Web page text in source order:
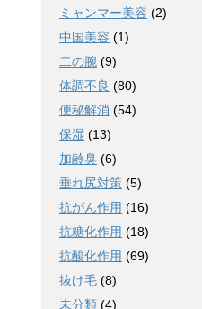
ミャンマー美容 (2)
中国美容 (1)
二の腕 (9)
体調不良 (80)
便秘解消 (54)
保湿 (13)
加齢臭 (6)
垂れ尻対策 (5)
抗がん作用 (16)
抗糖化作用 (18)
抗酸化作用 (69)
抜け毛 (8)
未分類 (4)